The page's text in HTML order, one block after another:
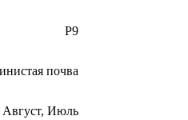
Р9
почва
Август, Июль